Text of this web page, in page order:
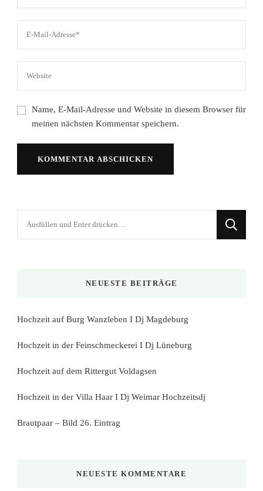
Name, E-Mail-Adresse und Website in diesem Browser für
meinen nächsten Kommentar speichern.
NEUESTE BEITRÄGE
Hochzeit auf Burg Wanzleben I Dj Magdeburg
Hochzeit in der Feinschmeckerei I Dj Lüneburg
Hochzeit auf dem Rittergut Voldagsen
Hochzeit in der Villa Haar I Dj Weimar Hochzeitsdj
Brautpaar – Bild 26. Eintrag
NEUESTE KOMMENTARE